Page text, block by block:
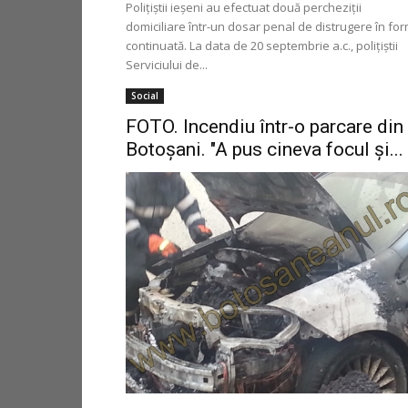
Poliţiştii ieşeni au efectuat două percheziţii
domiciliare într-un dosar penal de distrugere în
continuată. La data de 20 septembrie a.c., poliţiştii
Serviciului de...
Social
FOTO. Incendiu într-o parcare din
Botoşani. "A pus cineva focul şi...